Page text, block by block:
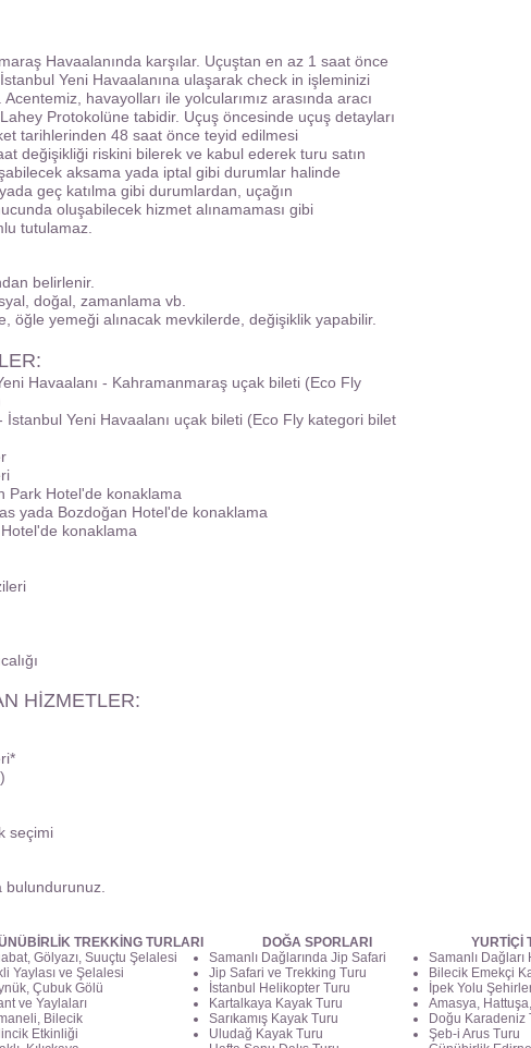
Havaalanında karşılar. Uçuştan en az 1 saat önce
Yeni Havaalanına ulaşarak check in işleminizi
havayolları ile yolcularımız arasında aracı
Protokolüne tabidir. Uçuş öncesinde uçuş detayları
tarihlerinden 48 saat önce teyid edilmesi
değişikliği riskini bilerek ve kabul ederek turu satın
aksama yada iptal gibi durumlar halinde
geç katılma gibi durumlardan, uçağın
oluşabilecek hizmet alınamaması gibi
tutulamaz.
belirlenir.
doğal, zamanlama vb.
öğle yemeği alınacak mevkilerde, değişiklik yapabilir.
Havaalanı - Kahramanmaraş uçak bileti (Eco Fly
İstanbul Yeni Havaalanı uçak bileti (Eco Fly kategori bilet
Park Hotel'de konaklama
yada Bozdoğan Hotel'de konaklama
konaklama
HİZMETLER:
seçimi
bulundurunuz.
TREKKİNG TURLARI
Gölyazı, Suuçtu Şelalesi
Yaylası ve Şelalesi
Çubuk Gölü
ve Yaylaları
Bilecik
Etkinliği
DOĞA SPORLARI
Samanlı Dağlarında Jip Safari
Jip Safari ve Trekking Turu
İstanbul Helikopter Turu
Kartalkaya Kayak Turu
Sarıkamış Kayak Turu
Uludağ Kayak Turu
YURTİÇİ
Samanlı Dağları
Bilecik Emekçi
İpek Yolu
Amasya,
Doğu Karadeniz
Şeb-i Arus Turu